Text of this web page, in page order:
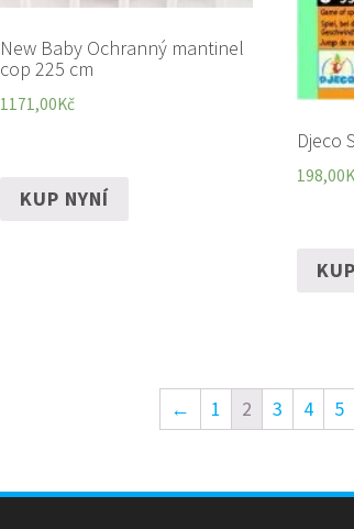
New Baby Ochranný mantinel
cop 225 cm
1171,00Kč
KUP NYNÍ
Djeco
198,00
← 1 2 3 4 5